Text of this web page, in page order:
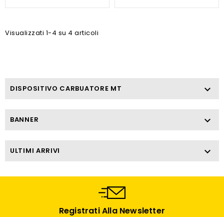
Visualizzati 1-4 su 4 articoli
DISPOSITIVO CARBUATORE MT 
BANNER 
ULTIMI ARRIVI 
Registrati Alla Newsletter